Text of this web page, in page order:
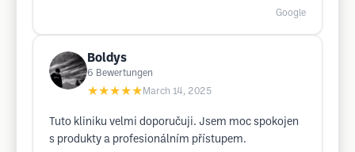
Google
Boldys
6 Bewertungen
★★★★★ March 14, 2025
Tuto kliniku velmi doporučuji. Jsem moc spokojen
s produkty a profesionálním přístupem.